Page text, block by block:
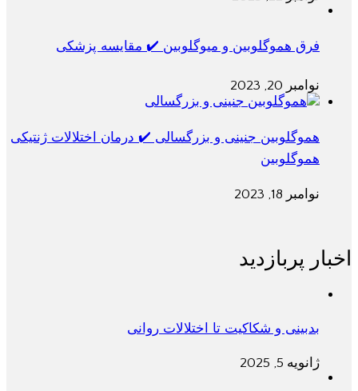
فرق هموگلوبین و میوگلوبین ✔️ مقایسه پزشکی
نوامبر 20, 2023
هموگلوبین جنینی و بزرگسالی ✔️ درمان اختلالات ژنتیکی
هموگلوبین
نوامبر 18, 2023
اخبار پربازدید
بدبینی و شکاکیت تا اختلالات روانی
ژانویه 5, 2025